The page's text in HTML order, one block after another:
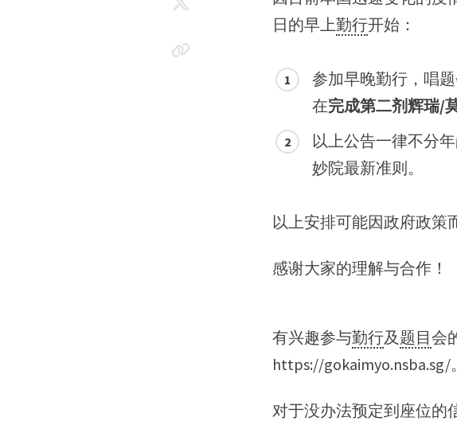
日的早上勤行开始：
参加早晚勤行，唱
在完成第二剂辉瑞/
以上公告一律不分
妙院最新准则。
以上安排可能因政府政策
感谢大家的理解与合作！
有兴趣参与勤行及 题目会
https://gokaimyo.nsba.sg/。
对于没办法预定到座位的